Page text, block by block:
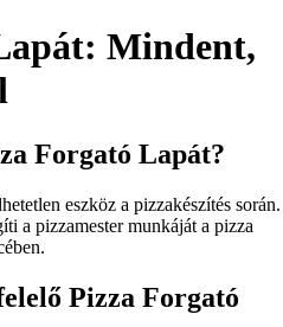
Mindent,
Forgató Lapát?
eszköz a pizzakészítés során.
a pizzamester munkáját a pizza
Pizza Forgató